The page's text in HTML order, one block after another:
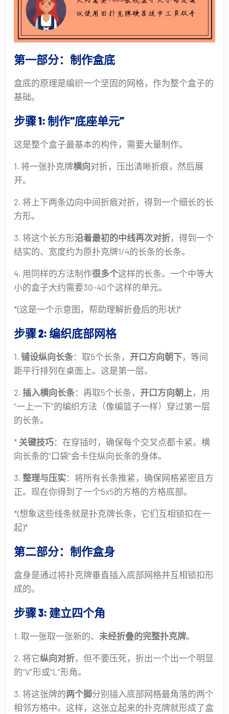
第一部分：制作盒底
盒底的原理是编织一个坚固的网格，作为整个盒子的
基础。
步骤 1: 制作“底座单元”
这是整个盒子最基本的构件，需要大量制作。
1. 将一张扑克牌横向对折，压出清晰折痕，然后展
开。
2. 将上下两条边向中间折痕对折，得到一个细长的长
方形。
3. 将这个长方形沿着最初的中线再次对折，得到一个
结实的、宽度约为原扑克牌1/4的长条的长条。
4. 用同样的方法制作很多个这样的长条。一个中等大
小的盒子大约需要30-40个这样的单元。
*(这是一个示意图，帮助理解折叠后的形状)*
步骤 2: 编织底部网格
1. 铺设纵向长条：取5个长条， 开口方向朝下，等间
距平行排列在桌面上。这是第一层。
2. 插入横向长条：再取5个长条， 开口方向朝上 ，用
“一上一下”的编织方法（像编篮子一样）穿过第一层
的长条。
* 关键技巧：在穿插时，确保每个交叉点都卡紧。横
向长条的“口袋”会卡住纵向长条的身体。
3. 整理与压实：将所有长条推紧，确保网格紧密且方
正。现在你得到了一个5x5的方格的方格底部。
*(想象这些线条就是扑克牌长条，它们互相锁扣在一
起)*
第二部分：制作盒身
盒身是通过将扑克牌垂直插入底部网格并互相锁扣形
成的。
步骤 3: 建立四个角
1. 取一张取一张新的、 未经折叠的完整扑克牌。
2. 将它纵向对折，但不要压死，折出一个出一个明显
的“V”形或“L”形角。
3. 将这张牌的两个脚分别插入底部网格最角落的两个
相邻方格中。这样，这张立起来的扑克牌就形成了盒